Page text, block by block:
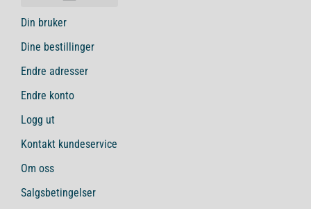
Din bruker
Dine bestillinger
Endre adresser
Endre konto
Logg ut
Kontakt kundeservice
Om oss
Salgsbetingelser